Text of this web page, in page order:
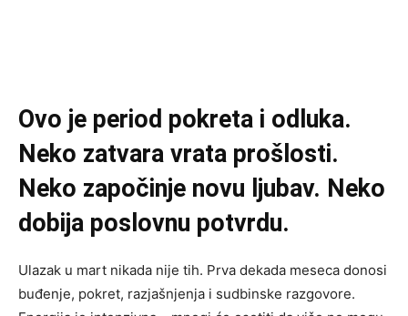
Ovo je period pokreta i odluka.
Neko zatvara vrata prošlosti.
Neko započinje novu ljubav. Neko
dobija poslovnu potvrdu.
Ulazak u mart nikada nije tih. Prva dekada meseca donosi
buđenje, pokret, razjašnjenja i sudbinske razgovore.